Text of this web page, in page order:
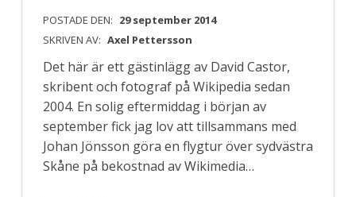
POSTADE DEN: 29 september 2014
SKRIVEN AV: Axel Pettersson
Det här är ett gästinlägg av David Castor,
skribent och fotograf på Wikipedia sedan
2004. En solig eftermiddag i början av
september fick jag lov att tillsammans med
Johan Jönsson göra en flygtur över sydvästra
Skåne på bekostnad av Wikimedia…